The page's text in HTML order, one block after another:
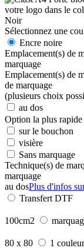
Noir
Sélectionnez une
Encre noire
Emplacement(s) de
marquage
Emplacement(s) de
de marquage
(plusieurs choix
au dos
Option la plus rapide
sur le bouchon
visière
Sans marquage
Technique(s) de
marquage
au dosPlus d'infos
Transfert DTF
100cm2
80 x 80 1 couleur